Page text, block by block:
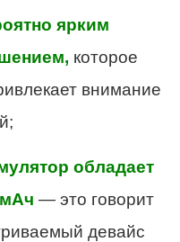
ярким
которое
внимание
обладает
— это говорит
девайс